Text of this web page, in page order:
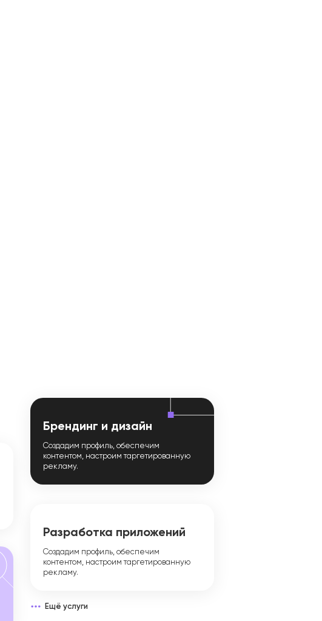
Брендинг и дизайн
Создадим профиль, обеспечим
контентом, настроим таргетированную
рекламу.
Разработка приложений
Создадим профиль, обеспечим
контентом, настроим таргетированную
рекламу.
Ещё услуги